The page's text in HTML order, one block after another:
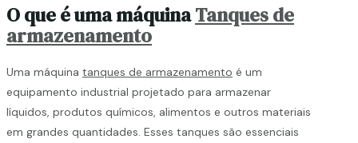
O que é uma máquinaTanques de
armazenamento
Uma máquina tanques de armazenamento é um
equipamento industrial projetado para armazenar
líquidos, produtos químicos, alimentos e outros materiais
em grandes quantidades. Esses tanques são essenciais